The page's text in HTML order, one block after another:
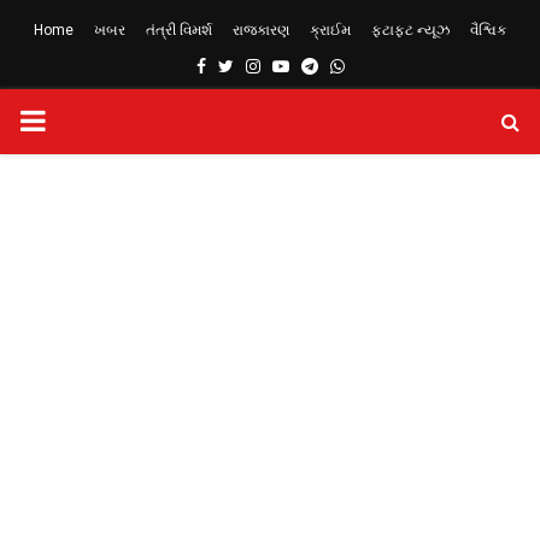
Home ખબર તંત્રી વિમર્શ રાજકારણ ક્રાઈમ ફટાફટ ન્યૂઝ વૈશ્વિક
Facebook
TwitterInstagram
YoutubeTelegram
Whatsapp
PRIMARY